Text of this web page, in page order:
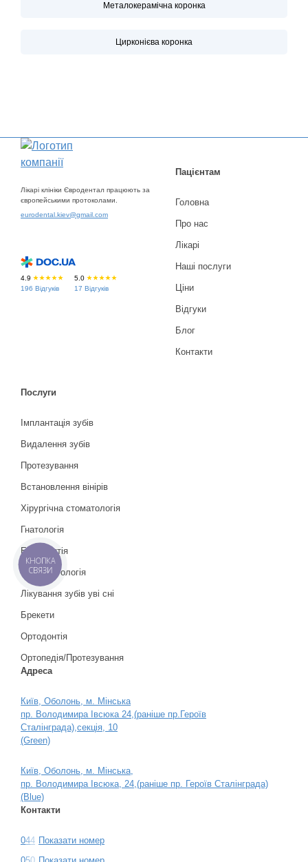
Металокерамічна коронка
Цирконієва коронка
Лікарі клініки Євродентал працюють за
європейськими протоколами.
eurodental.kiev@gmail.com
4.9
196 Відгуків
5.0
17 Відгуків
Пацієнтам
Головна
Про нас
Лікарі
Наші послуги
Ціни
Відгуки
Блог
Контакти
Послуги
Імплантація зубів
Видалення зубів
Протезування
Встановлення вінірів
Хірургічна стоматологія
Гнатологія
Ендодонтія
Пародонтологія
Лікування зубів уві сні
Брекети
Ортодонтія
Ортопедія/Протезування
Адреса
Київ, Оболонь, м. Мінська
пр. Володимира Івсюка 24,(раніше пр.Героїв
Сталінграда),секція, 10
(Green)
Київ, Оболонь, м. Мінська,
пр. Володимира Івсюка, 24,(раніше пр. Героїв Сталінграда)
(Blue)
Контакти
044 Показати номер
КНОПКА
СВЯЗИ